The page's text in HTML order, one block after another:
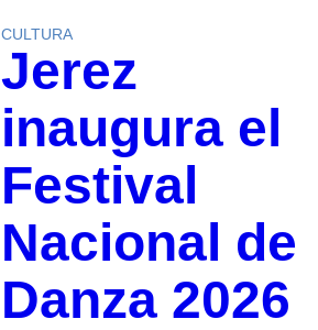
CULTURA
Jerez
inaugura el
Festival
Nacional de
Danza 2026